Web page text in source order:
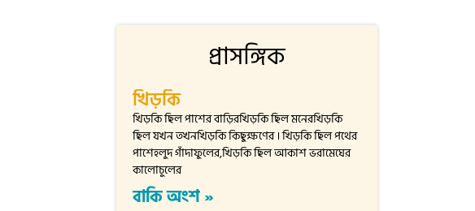
প্রাসঙ্গিক
খিড়কি
খিড়কি ছিল পাশের বাড়িরখিড়কি ছিল মনেরখিড়কি
ছিল যখন তখনখিড়কি কিছুক্ষণের । খিড়কি ছিল পথের
পাশেহলুদ গাঁদাফুলের,খিড়কি ছিল আকাশ ভরামেঘের
কালোচুলের
বাকি অংশ »